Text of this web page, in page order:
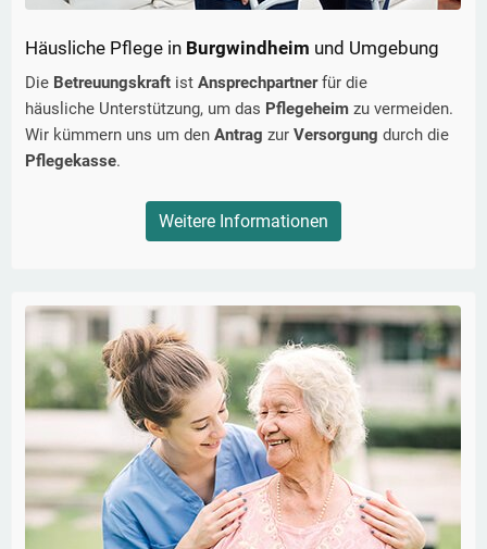
Häusliche Pflege in Burgwindheim und Umgebung
Die Betreuungskraft ist Ansprechpartnerfür die
häusliche Unterstützung, um das Pflegeheim zu vermeiden.
Wir kümmern uns um den Antrag zur Versorgung durch die
Pflegekasse.
Weitere Informationen